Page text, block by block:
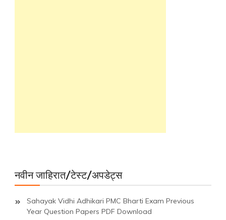
नवीन जाहिरात/टेस्ट/अपडेट्स
Sahayak Vidhi Adhikari PMC Bharti Exam Previous
Year Question Papers PDF Download